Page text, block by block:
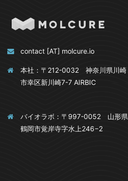
contact [AT] molcure.io
本社：〒212-0032 神奈川県川崎
市幸区新川崎7-7 AIRBIC
バイオラボ：〒997-0052 山形県
鶴岡市覚岸寺字水上246−2